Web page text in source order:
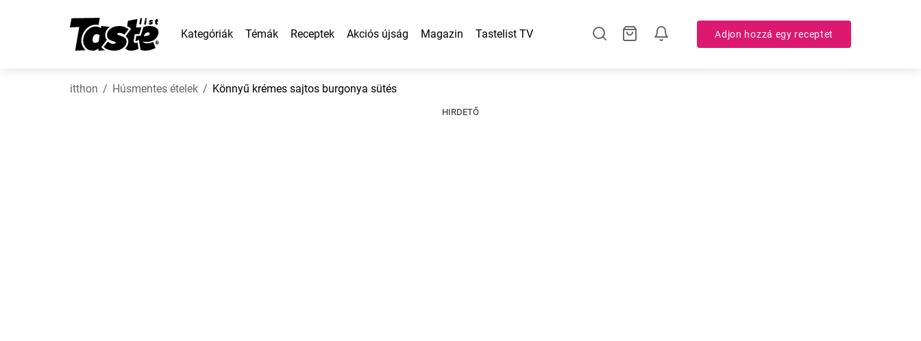
Kategóriák Témák Receptek Akciós újság Magazin Tastelist TV Adjon hozzá egy receptet
itthon Húsmentes ételek Könnyű krémes sajtos burgonya sütés
HIRDETŐ